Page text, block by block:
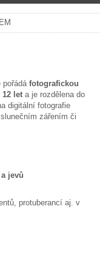
pořádá fotografickou
12 let a je rozdělena do
digitální fotografie
zářením či
jevů
protuberancí aj. v